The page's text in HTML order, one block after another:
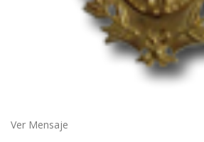
Ver Mensaje